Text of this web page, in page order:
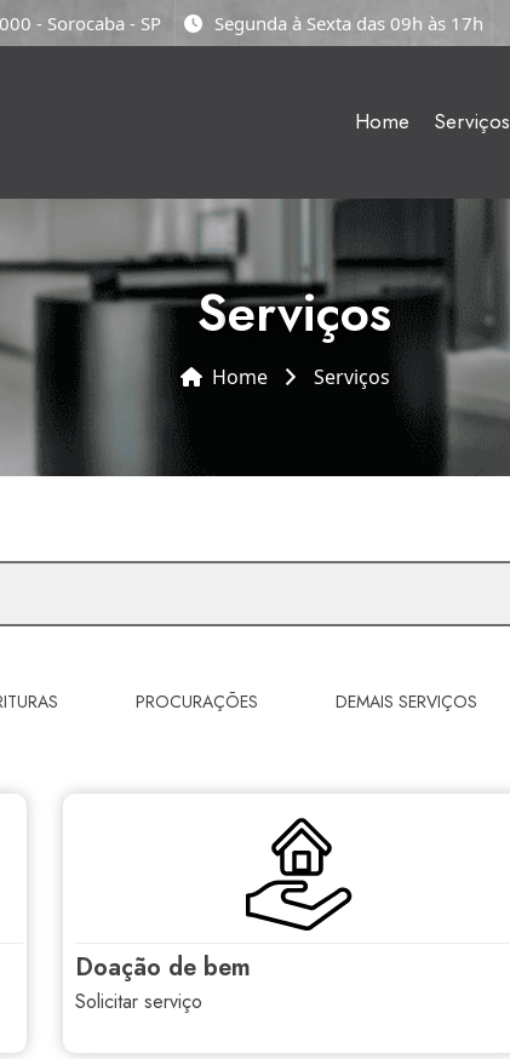
- Sorocaba - SP Segunda à Sexta das 09h às 17h
home serviços
serviços
Home serviços
PROCURAÇÕES DEMAIS SERVIÇOS
doação de bem
solicitar serviço